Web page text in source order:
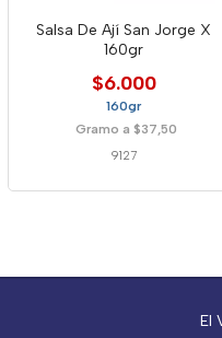
Salsa De Ají San Jorge X
160gr
$6.000
160gr
Gramo a $37,50
9127
El